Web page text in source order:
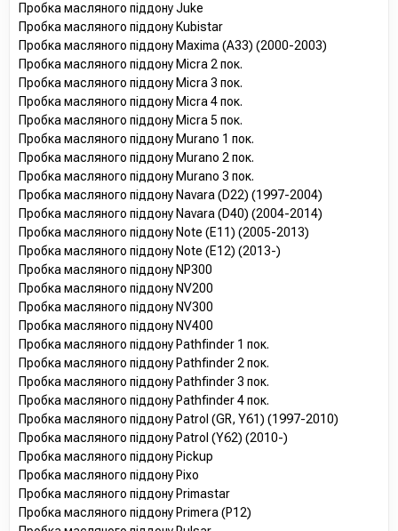
Пробка масляного піддону Juke
Пробка масляного піддону Kubistar
Пробка масляного піддону Maxima (A33) (2000-2003)
Пробка масляного піддону Micra 2 пок.
Пробка масляного піддону Micra 3 пок.
Пробка масляного піддону Micra 4 пок.
Пробка масляного піддону Micra 5 пок.
Пробка масляного піддону Murano 1 пок.
Пробка масляного піддону Murano 2 пок.
Пробка масляного піддону Murano 3 пок.
Пробка масляного піддону Navara (D22) (1997-2004)
Пробка масляного піддону Navara (D40) (2004-2014)
Пробка масляного піддону Note (E11) (2005-2013)
Пробка масляного піддону Note (E12) (2013-)
Пробка масляного піддону NP300
Пробка масляного піддону NV200
Пробка масляного піддону NV300
Пробка масляного піддону NV400
Пробка масляного піддону Pathfinder 1 пок.
Пробка масляного піддону Pathfinder 2 пок.
Пробка масляного піддону Pathfinder 3 пок.
Пробка масляного піддону Pathfinder 4 пок.
Пробка масляного піддону Patrol (GR, Y61) (1997-2010)
Пробка масляного піддону Patrol (Y62) (2010-)
Пробка масляного піддону Pickup
Пробка масляного піддону Pixo
Пробка масляного піддону Primastar
Пробка масляного піддону Primera (P12)